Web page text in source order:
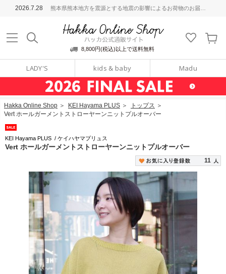
2026.7.28 熊本県熊本地方を震源とする地震の影響によるお荷物のお届けについて
8,800円(税込)以上で送料無料
LADY'S kids & baby Madu
通販サイト
Hakka Online Shop ＞ KEI Hayama PLUS ＞ トップス ＞
Vert ホールガーメントストローヤーンニットプルオーバー
KEI Hayama PLUS / ケイハヤマプリュス
Vert ホールガーメントストローヤーンニットプルオーバー
11